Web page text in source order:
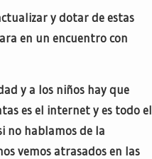
y dotar de estas
en un encuentro con
y a los niños hay que
es el internet y es todo el
no hablamos de la
vemos atrasados en las